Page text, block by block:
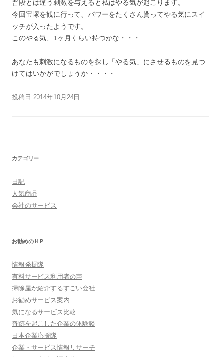
普段とは違う刺激を与えると私はやる気が起こります。
今回宝塚を観に行って、パワーをたくさん貰ってやる気にスイ
ッチが入ったようです。
このやる気、1ヶ月くらい持つかな・・・
あなたも刺激になるものを探し「やる気」にさせるものを見つ
けてはいかがでしょうか・・・・
投稿日:2014年10月24日
カテゴリー
日記
人気商品
会社のサービス
お勧めのＨＰ
情報発掘隊
有料サービス利用者の声
掃除屋が紹介するすごい会社
お勧めサービス案内
気になるサービス比較
奇跡を起こした企業の体験談
日本企業応援隊
企業・サービス情報リサーチ